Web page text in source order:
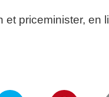
et priceminister, en